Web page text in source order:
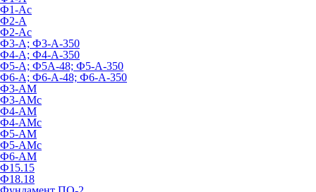
Ф1-Ас
Ф2-А
Ф2-Ас
Ф3-А; Ф3-А-350
Ф4-А; Ф4-А-350
Ф5-А; Ф5А-48; Ф5-А-350
Ф6-А; Ф6-А-48; Ф6-А-350
Ф3-АМ
Ф3-АМс
Ф4-АМ
Ф4-АМс
Ф5-АМ
Ф5-АМс
Ф6-АМ
Ф15.15
Ф18.18